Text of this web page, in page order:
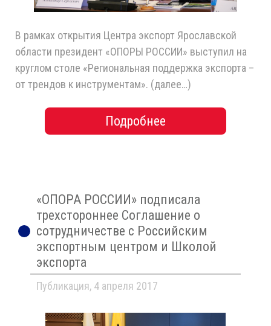
В рамках открытия Центра экспорт Ярославской
области президент «ОПОРЫ РОССИИ» выступил на
круглом столе «Региональная поддержка экспорта –
от трендов к инструментам». (далее…)
Подробнее
«ОПОРА РОССИИ» подписала
трехстороннее Соглашение о
сотрудничестве с Российским
экспортным центром и Школой
экспорта
Публикация, 4 апреля 2017